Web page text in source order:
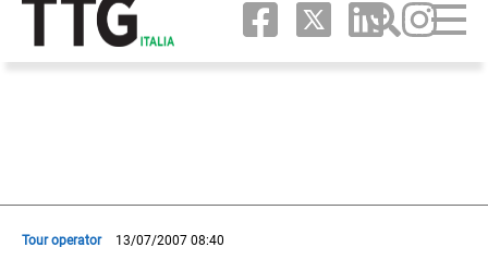
Tour operator 13/07/2007 08:40